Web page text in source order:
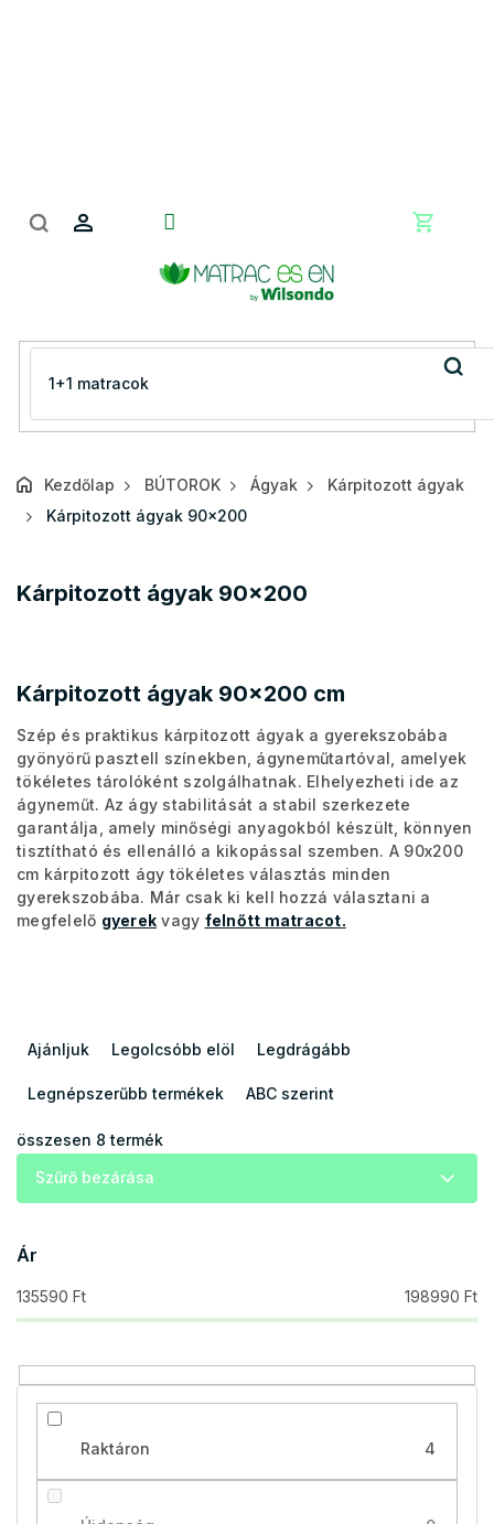
Kosár
Kezdőlap BÚTOROK Ágyak
Kárpitozott ágyak
Kárpitozott ágyak 90x200
Kárpitozott ágyak 90x200
Kárpitozott ágyak 90x200 cm
Szép és praktikus kárpitozott ágyak a gyerekszobába
gyönyörű pasztell színekben, ágyneműtartóval, amelyek
tökéletes tárolóként szolgálhatnak. Elhelyezheti ide az
ágyneműt. Az ágy stabilitását a stabil szerkezete
garantálja, amely minőségi anyagokból készült, könnyen
tisztítható és ellenálló a kikopással szemben. A 90x200
cm kárpitozott ágy tökéletes választás minden
gyerekszobába. Már csak ki kell hozzá választani a
megfelelő gyerek vagy felnőtt matracot.
e
m
k
e
n
d
e
é
s
Ajánljuk Legolcsóbb elöl Legdrágább
Legnépszerűbb termékek ABC szerint
összesen 8 termék
Szűrő bezárása
Ár
135590 Ft 198990 Ft
Raktáron 4